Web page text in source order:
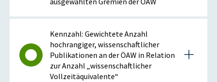
Details zur Kennzahl
2019
Kennzahl: Gewichtete Anzahl
hochrangiger, wissenschaftlicher
Publikationen an der ÖAW in Relation
zur Anzahl „wissenschaftlicher
Vollzeitäquivalente“